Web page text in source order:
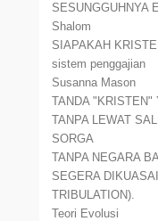
SESUNGGUHNYA
Shalom
SIAPAKAH
sistem penggajian
Susanna Mason
TANDA "KRISTEN"
TANPA LEWAT
SORGA
TANPA NEGARA
SEGERA
TRIBULATION).
Teori Evolusi